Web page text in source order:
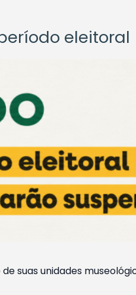
eleitoral
suas unidades